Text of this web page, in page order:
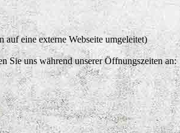
auf eine externe Webseite umgeleitet)
Sie uns während unserer Öffnungszeiten an: